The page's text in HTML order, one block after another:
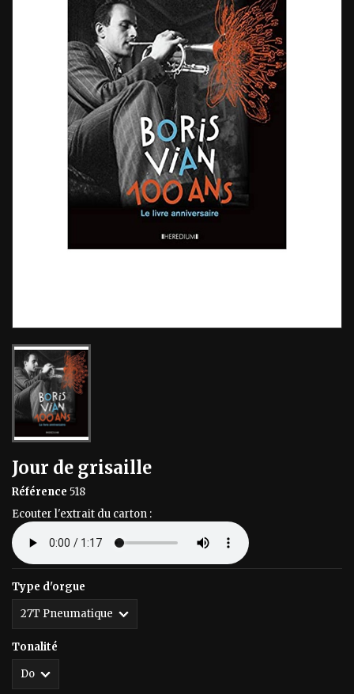
Jour de grisaille
Référence 518
Ecouter l'extrait du carton :
Type d'orgue
Tonalité